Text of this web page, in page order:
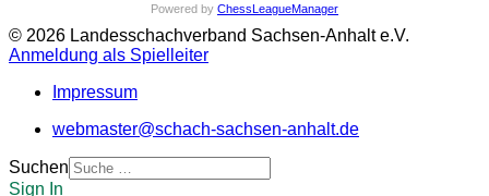
Powered by ChessLeagueManager
© 2026 Landesschachverband Sachsen-Anhalt e.V.
Anmeldung als Spielleiter
Impressum
webmaster@schach-sachsen-anhalt.de
Suchen
Sign In